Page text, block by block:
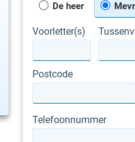
De heer
Voorletter(s)
Postcode
Telefoonnummer